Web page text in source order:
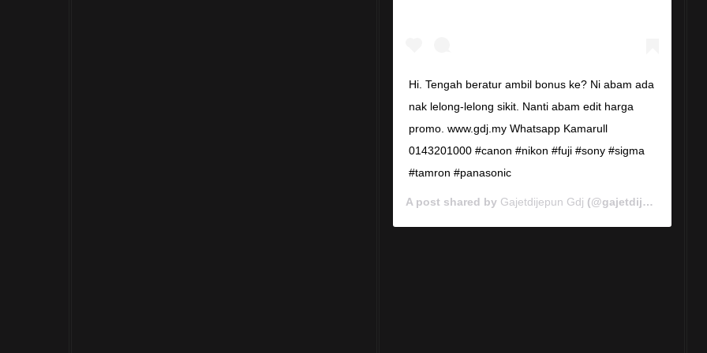
Hi. Tengah beratur ambil bonus ke? Ni abam ada
nak lelong-lelong sikit. Nanti abam edit harga
promo. www.gdj.my Whatsapp Kamarull
0143201000 #canon #nikon #fuji #sony #sigma
#tamron #panasonic
A post shared by Gajetdijepun Gdj (@gajetdijepun) on